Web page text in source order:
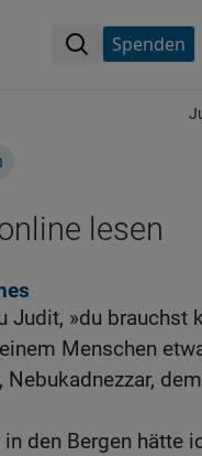
Spenden
lesen
Judit, »du brauchst
Menschen
den Bergen hätte